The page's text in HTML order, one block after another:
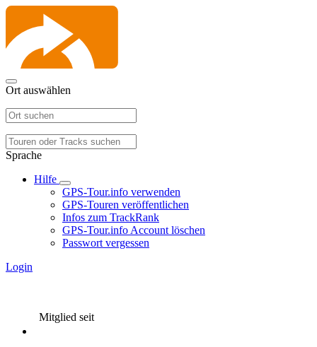
Ort auswählen
Sprache
Hilfe
GPS-Tour.info verwenden
GPS-Touren veröffentlichen
Infos zum TrackRank
GPS-Tour.info Account löschen
Passwort vergessen
Login
Mitglied seit